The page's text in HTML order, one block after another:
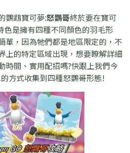
鸚鵡寶可夢:怒鸚哥終於要在寶可
色是擁有四種不同顏色的羽毛形
單，因為牠們都是地區限定的，不
上的特定區域出現，想要瞭解詳細
時間、實用配招嗎?快跟上我們今
方式收集到四種怒鸚哥形態!